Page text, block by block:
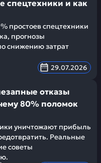
спецтехники и как
простоев спецтехники
прогнозы
снижению затрат
29.07.2026
отказы
80% поломок
уничтожают прибыль
Реальные
советы